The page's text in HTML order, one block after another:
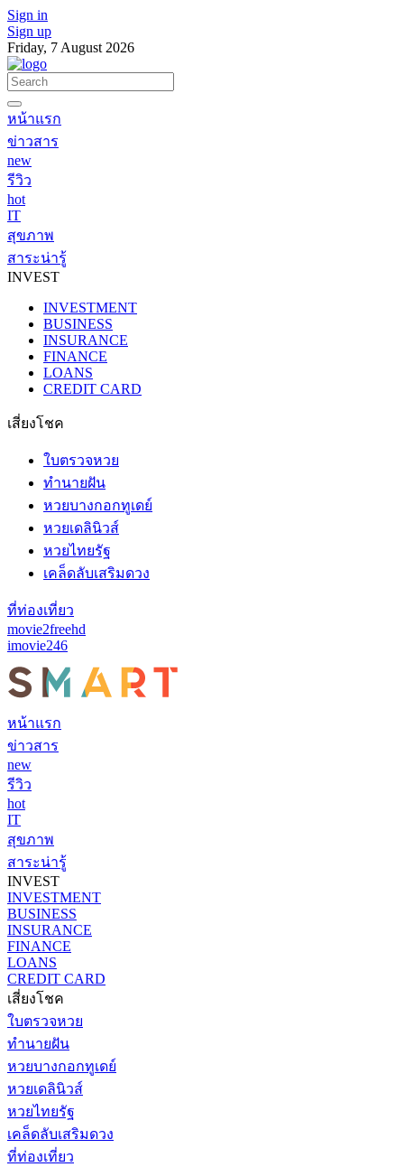
Sign in
Sign up
Friday, 7 August 2026
หน้าแรก
ข่าวสาร
new
รีวิว
hot
IT
สุขภาพ
สาระน่ารู้
INVEST
INVESTMENT
BUSINESS
INSURANCE
FINANCE
LOANS
CREDIT CARD
เสี่ยงโชค
ใบตรวจหวย
ทำนายฝัน
หวยบางกอกทูเดย์
หวยเดลินิวส์
หวยไทยรัฐ
เคล็ดลับเสริมดวง
ที่ท่องเที่ยว
movie2freehd
imovie246
หน้าแรก
ข่าวสาร
new
รีวิว
hot
IT
สุขภาพ
สาระน่ารู้
INVEST
INVESTMENT
BUSINESS
INSURANCE
FINANCE
LOANS
CREDIT CARD
เสี่ยงโชค
ใบตรวจหวย
ทำนายฝัน
หวยบางกอกทูเดย์
หวยเดลินิวส์
หวยไทยรัฐ
เคล็ดลับเสริมดวง
ที่ท่องเที่ยว